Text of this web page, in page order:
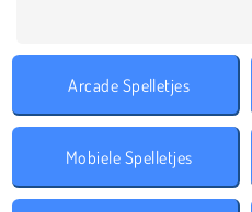
Arcade Spelletjes
Mobiele Spelletjes